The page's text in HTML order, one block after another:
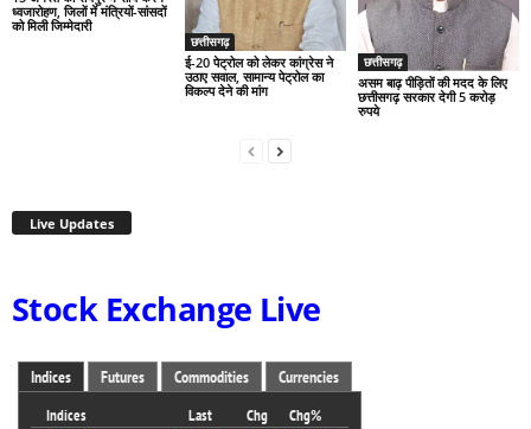
ध्वजारोहण, जिलों में मंत्रियों-सांसदों
को मिली जिम्मेदारी
छत्तीसगढ़
ई-20 पेट्रोल को लेकर कांग्रेस ने
उठाए सवाल, सामान्य पेट्रोल का
विकल्प देने की मांग
छत्तीसगढ़
असम बाढ़ पीड़ितों की मदद के लिए
छत्तीसगढ़ सरकार देगी 5 करोड़
रुपये
Live Updates
Stock Exchange Live